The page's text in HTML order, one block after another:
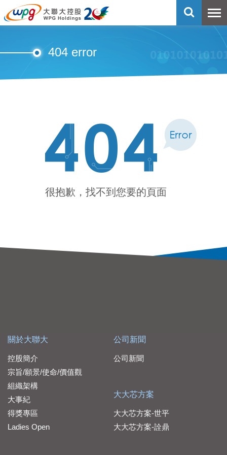
404 error
很抱歉，找不到您要的頁面
關於大聯大
控股簡介
宗旨/願景/使命/價值觀
組織架構
大事紀
得獎專區
Ladies Open
公司新聞
公司新聞
大大芯方案
大大芯方案-世平
大大芯方案-詮鼎